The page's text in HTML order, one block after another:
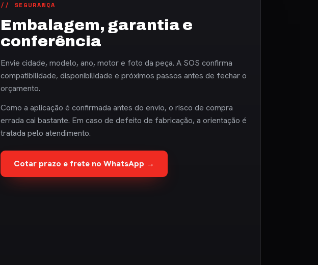
// SEGURANÇA
Embalagem, garantia e
conferência
Envie cidade, modelo, ano, motor e foto da peça. A SOS confirma
compatibilidade, disponibilidade e próximos passos antes de fechar o
orçamento.
Como a aplicação é confirmada antes do envio, o risco de compra
errada cai bastante. Em caso de defeito de fabricação, a orientação é
tratada pelo atendimento.
Cotar prazo e frete no WhatsApp →